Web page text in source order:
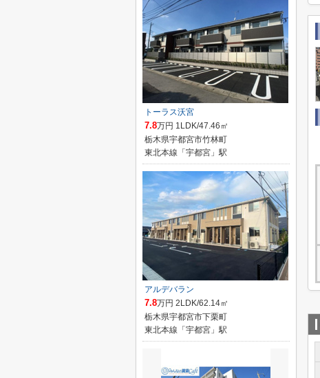
トーラス沃宮
7.8万円 1LDK/47.46㎡
栃木県宇都宮市竹林町
東北本線「宇都宮」駅
アルデバラン
7.8万円 2LDK/62.14㎡
栃木県宇都宮市下栗町
東北本線「宇都宮」駅